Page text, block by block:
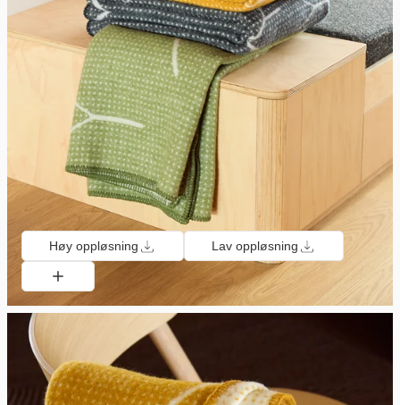
Høy oppløsning Lav oppløsning